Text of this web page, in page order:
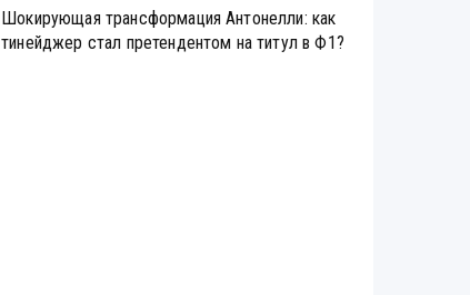
Шокирующая трансформация Антонелли: как
тинейджер стал претендентом на титул в Ф1?